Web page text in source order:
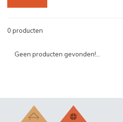
0 producten
Geen producten gevonden!...